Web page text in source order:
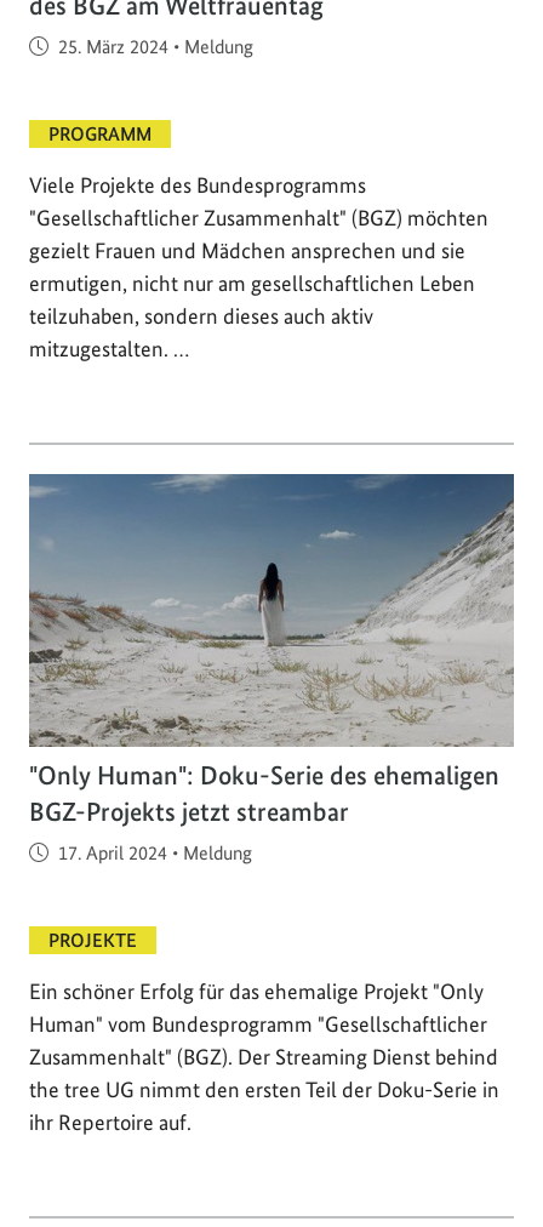
Veröffentlicht am
25. März 2024 • Meldung
PROGRAMM
Viele Projekte des Bundesprogramms
"Gesellschaftlicher Zusammenhalt" (BGZ) möchten
gezielt Frauen und Mädchen ansprechen und sie
ermutigen, nicht nur am gesellschaftlichen Leben
teilzuhaben, sondern dieses auch aktiv
mitzugestalten. …
"Only Human": Doku-Serie des ehemaligen
BGZ-Projekts jetzt streambar
Veröffentlicht am
17. April 2024 • Meldung
PROJEKTE
Ein schöner Erfolg für das ehemalige Projekt "Only
Human" vom Bundesprogramm "Gesellschaftlicher
Zusammenhalt" (BGZ). Der Streaming Dienst behind
the tree UG nimmt den ersten Teil der Doku-Serie in
ihr Repertoire auf.